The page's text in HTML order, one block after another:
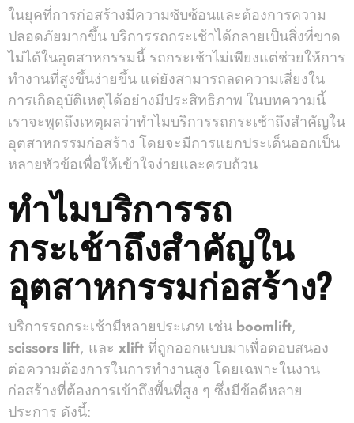
ในยุคที่การก่อสร้างมีความซับซ้อนและต้องการความ
ปลอดภัยมากขึ้น บริการรถกระเช้าได้กลายเป็นสิ่งที่ขาด
ไม่ได้ในอุตสาหกรรมนี้ รถกระเช้าไม่เพียงแต่ช่วยให้การ
ทำงานที่สูงขึ้นง่ายขึ้น แต่ยังสามารถลดความเสี่ยงใน
การเกิดอุบัติเหตุได้อย่างมีประสิทธิภาพ ในบทความนี้
เราจะพูดถึงเหตุผลว่าทำไมบริการรถกระเช้าถึงสำคัญใน
อุตสาหกรรมก่อสร้าง โดยจะมีการแยกประเด็นออกเป็น
หลายหัวข้อเพื่อให้เข้าใจง่ายและครบถ้วน
ทำไมบริการรถ
กระเช้าถึงสำคัญใน
อุตสาหกรรมก่อสร้าง?
บริการรถกระเช้ามีหลายประเภท เช่น boomlift,
scissors lift, และ xliftที่ถูกออกแบบมาเพื่อตอบสนอง
ต่อความต้องการในการทำงานสูง โดยเฉพาะในงาน
ก่อสร้างที่ต้องการเข้าถึงพื้นที่สูง ๆ ซึ่งมีข้อดีหลาย
ประการ ดังนี้: